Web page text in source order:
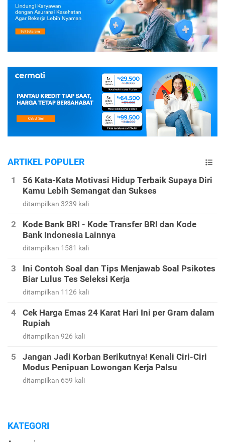
ARTIKEL POPULER
56 Kata-Kata Motivasi Hidup Terbaik Supaya Diri
Kamu Lebih Semangat dan Sukses
ditampilkan 3239 kali
Kode Bank BRI - Kode Transfer BRI dan Kode
Bank Indonesia Lainnya
ditampilkan 1581 kali
Ini Contoh Soal dan Tips Menjawab Soal Psikotes
Biar Lulus Tes Seleksi Kerja
ditampilkan 1126 kali
Cek Harga Emas 24 Karat Hari Ini per Gram dalam
Rupiah
ditampilkan 926 kali
Jangan Jadi Korban Berikutnya! Kenali Ciri-Ciri
Modus Penipuan Lowongan Kerja Palsu
ditampilkan 659 kali
KATEGORI